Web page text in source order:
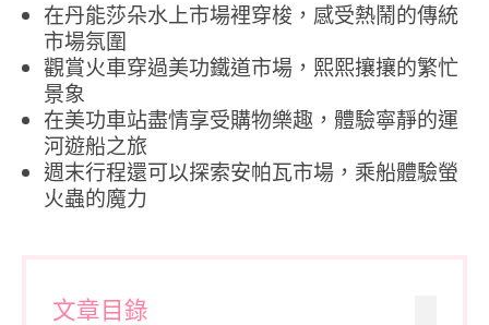
在丹能莎朵水上市場裡穿梭，感受熱鬧的傳統
市場氛圍
觀賞火車穿過美功鐵道市場，熙熙攘攘的繁忙
景象
在美功車站盡情享受購物樂趣，體驗寧靜的運
河遊船之旅
週末行程還可以探索安帕瓦市場，乘船體驗螢
火蟲的魔力
文章目錄